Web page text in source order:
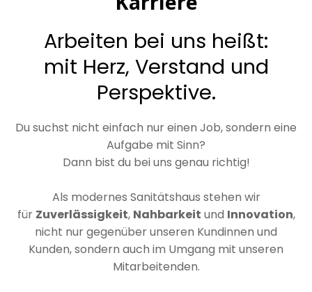
Arbeiten bei uns heißt:
mit Herz, Verstand und
Perspektive.
Du suchst nicht einfach nur einen Job, sondern eine
Aufgabe mit Sinn?
Dann bist du bei uns genau richtig!
Als modernes Sanitätshaus stehen wir
für Zuverlässigkeit, Nahbarkeit und Innovation,
nicht nur gegenüber unseren Kundinnen und
Kunden, sondern auch im Umgang mit unseren
Mitarbeitenden.